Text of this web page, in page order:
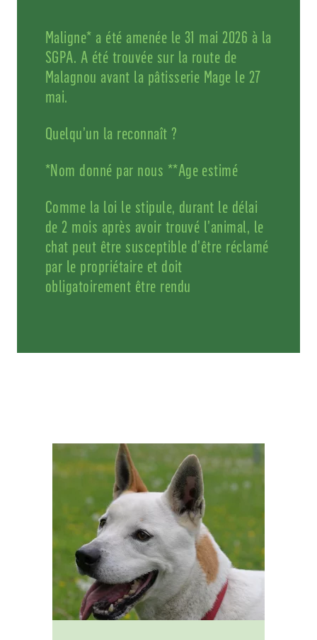
Maligne* a été amenée le 31 mai 2026 à la
SGPA. A été trouvée sur la route de
Malagnou avant la pâtisserie Mage le 27
mai.
Quelqu’un la reconnaît ?
*Nom donné par nous **Age estimé
Comme la loi le stipule, durant le délai
de 2 mois après avoir trouvé l’animal, le
chat peut être susceptible d’être réclamé
par le propriétaire et doit
obligatoirement être rendu